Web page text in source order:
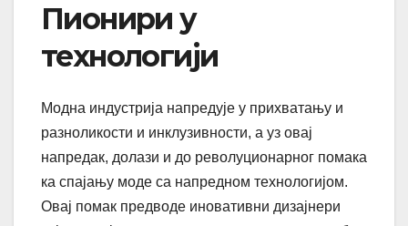
Пионири у
технологији
Модна индустрија напредује у прихватању и
разноликости и инклузивности, а уз овај
напредак, долази и до револуционарног помака
ка спајању моде са напредном технологијом.
Овај помак предводе иновативни дизајнери